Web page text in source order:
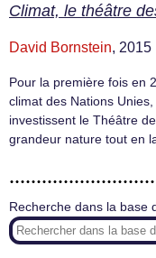
Climat, le théâtre
David Bornstein, 2015
Pour la première fois en
climat des Nations
investissent le Théâtre
grandeur nature tout en
Recherche dans la base